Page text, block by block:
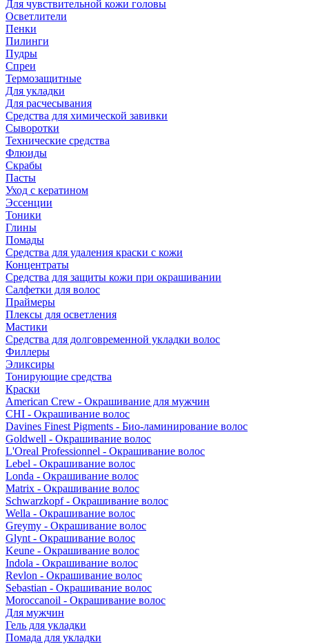
Для чувствительной кожи головы
Осветлители
Пенки
Пилинги
Пудры
Спреи
Термозащитные
Для укладки
Для расчесывания
Средства для химической завивки
Сыворотки
Технические средства
Флюиды
Скрабы
Пасты
Уход с кератином
Эссенции
Тоники
Глины
Помады
Средства для удаления краски с кожи
Концентраты
Средства для защиты кожи при окрашивании
Салфетки для волос
Праймеры
Плексы для осветления
Мастики
Средства для долговременной укладки волос
Филлеры
Эликсиры
Тонирующие средства
Краски
American Crew - Окрашивание для мужчин
CHI - Окрашивание волос
Davines Finest Pigments - Био-ламинирование волос
Goldwell - Окрашивание волос
L'Oreal Professionnel - Окрашивание волос
Lebel - Окрашивание волос
Londa - Окрашивание волос
Matrix - Окрашивание волос
Schwarzkopf - Окрашивание волос
Wella - Окрашивание волос
Greymy - Окрашивание волос
Glynt - Окрашивание волос
Keune - Окрашивание волос
Indola - Окрашивание волос
Revlon - Окрашивание волос
Sebastian - Окрашивание волос
Moroccanoil - Окрашивание волос
Для мужчин
Гель для укладки
Помада для укладки